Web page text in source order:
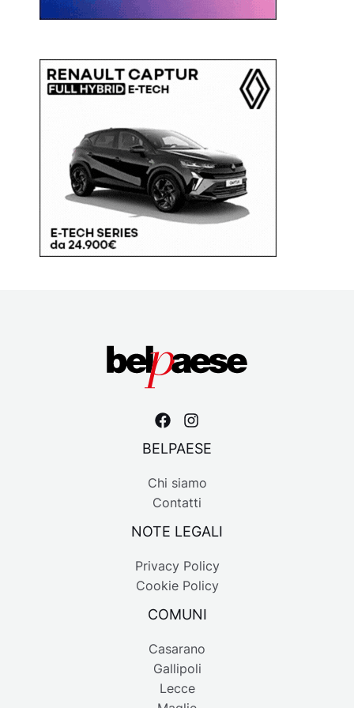
BELPAESE
Chi siamo
Contatti
NOTE LEGALI
Privacy Policy
Cookie Policy
COMUNI
Casarano
Gallipoli
Lecce